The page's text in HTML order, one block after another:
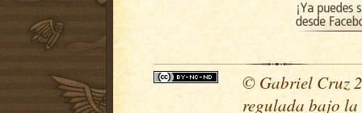
© Gabriel Cruz
regulada bajo la